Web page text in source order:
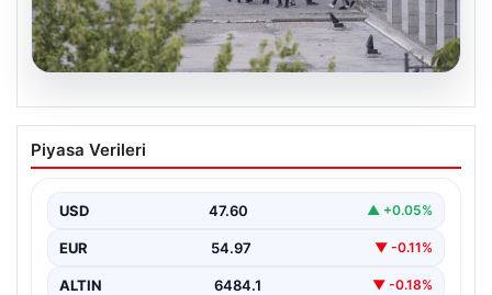
Etimesgut Belediye Soruşturmasında
Şok Gelişme: Başkan Yardımcısının
Etimesgut Belediyesi’nde yürütülen kapsamlı
Belediye Başkan Yardımcısı…
Piyasa Verileri
USD 47.60 ▲ +0.05%
EUR 54.97 ▼ -0.11%
ALTIN 6484.1 ▼ -0.18%